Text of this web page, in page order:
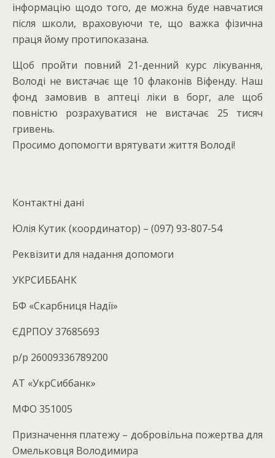
інформацію щодо того, де можна буде навчатися
після школи, враховуючи те, що важка фізична
праця йому протипоказана.
Щоб пройти повний 21-денний курс лікування,
Володі не вистачає ще 10 флаконів Віфенду. Наш
фонд замовив в аптеці ліки в борг, але щоб
повністю розрахуватися не вистачає 25 тисяч
гривень.
Просимо допомогти врятувати життя Володі!
Контактні дані
Юлія Кутик (координатор) – (097) 93-807-54
Реквізити для надання допомоги
УКРСИББАНК
БФ «Скарбниця Надії»
ЄДРПОУ 37685693
р/р 26009336789200
АТ «УкрСиббанк»
МФО 351005
Призначення платежу – добровільна пожертва для
Омельковця Володимира